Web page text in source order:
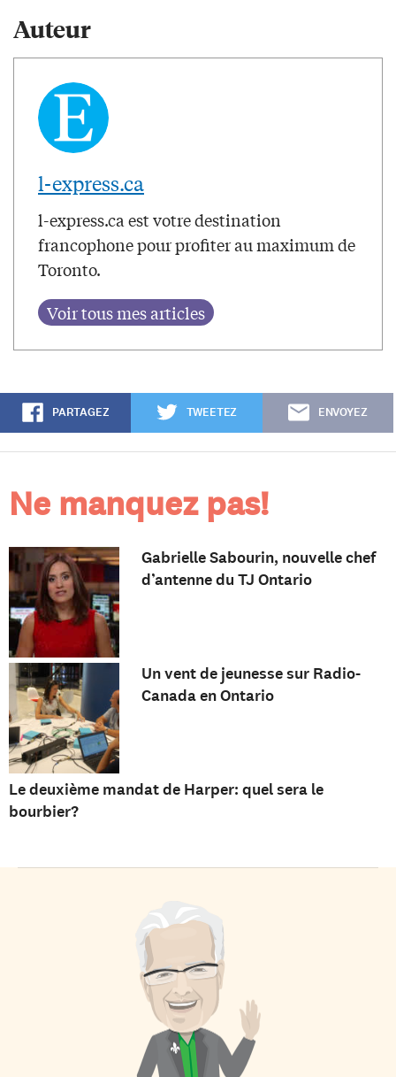
Auteur
l-express.ca
l-express.ca est votre destination
francophone pour profiter au maximum de
Toronto.
PARTAGEZ TWEETEZ ENVOYEZ
Ne manquez pas!
Gabrielle Sabourin, nouvelle chef
d’antenne du TJ Ontario
Un vent de jeunesse sur Radio-
Canada en Ontario
Le deuxième mandat de Harper: quel sera le
bourbier?